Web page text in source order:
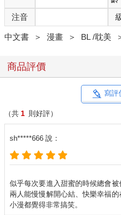
注音
中文書 ＞ 漫畫 ＞ BL /耽美
商品評價
寫評
（共 1 則好評）
sh*****666 說：
似乎每次要進入甜蜜的時候總會
兩人能慢慢解開心結、快樂幸福